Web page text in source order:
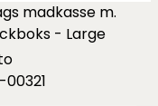
madkasse m.
- Large
00321